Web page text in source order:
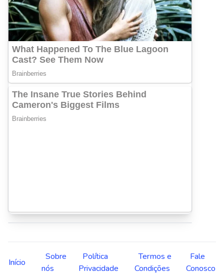
Início
Sobre
nós
Política
Privacidade
Termos e
Condições
Fale
Conosco